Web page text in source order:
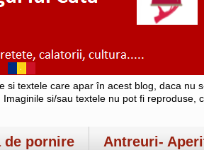
si textele care apar în acest blog, daca nu
Imaginile si/sau textele nu pot fi
de pornire Antreuri-